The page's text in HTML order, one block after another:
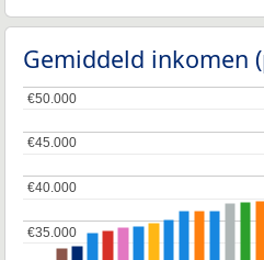
Gemiddeld inkomen
€35.000
€35.000
€40.000
€40.000
€45.000
€45.000
€50.000
€50.000